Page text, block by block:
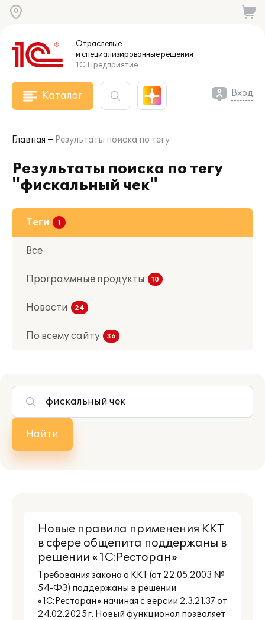
Отраслевые
и специализированныерешения
1С:Предприятие
Каталог Вход
Главная Результаты поиска по тегу
Результаты поиска по тегу
"фискальный чек"
Все
Программные продукты
Новости
Теги
По всему сайту
Найти
Новые правила применения ККТ
в сфере общепита поддержаны в
решении «1С:Ресторан»
Требования закона о ККТ (от 22.05.2003 №
54-ФЗ) поддержаны в решении
«1С:Ресторан» начиная с версии 2.3.21.37 от
24.02.2025г. Новый функционал позволяет